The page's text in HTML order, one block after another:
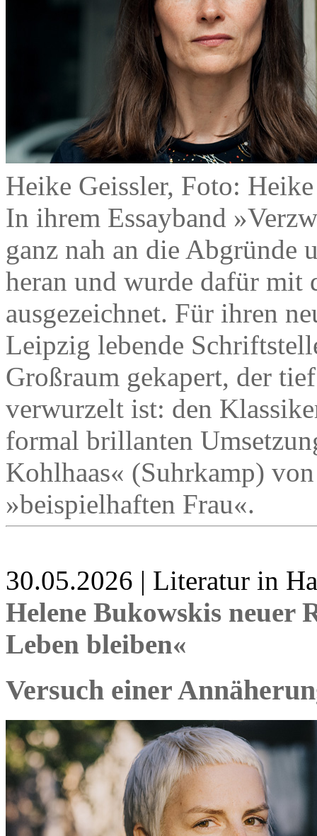
Heike Geissler, Foto:
In ihrem Essayband
ganz nah an die Abgründe
heran und wurde dafür mit
ausgezeichnet. Für ihren
Leipzig lebende
Großraum gekapert, der
verwurzelt ist: den
formal brillanten
Kohlhaas« (Suhrkamp)
»beispielhaften Frau«.
30.05.2026 | Literatur in
Helene Bukowskis neuer
Leben bleiben«
Versuch einer